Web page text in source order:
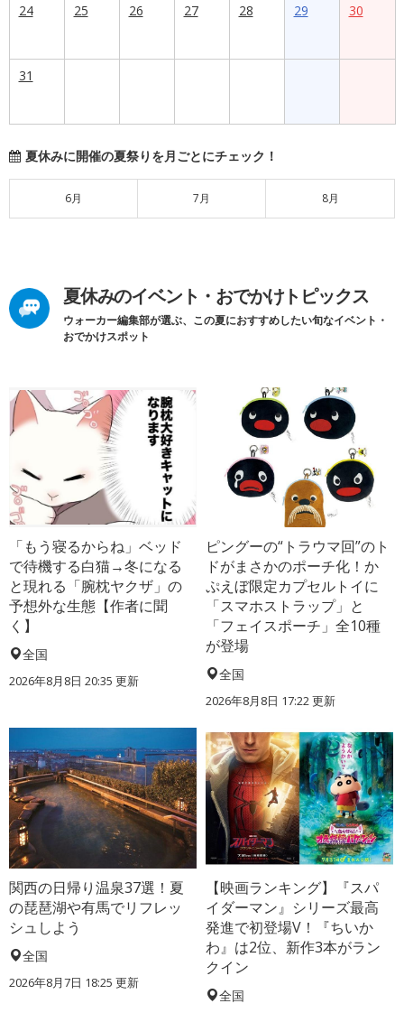
24 25 26 27 28 29 30
31
夏休みに開催の夏祭りを月ごとにチェック！
6月 7月 8月
夏休みのイベント・おでかけトピックス
ウォーカー編集部が選ぶ、この夏におすすめしたい旬なイベント・
おでかけスポット
「もう寝るからね」ベッド
で待機する白猫→冬になる
と現れる「腕枕ヤクザ」の
予想外な生態【作者に聞
く】
全国
2026年8月8日 20:35 更新
ピングーの“トラウマ回”のト
ドがまさかのポーチ化！か
ぷえぼ限定カプセルトイに
「スマホストラップ」と
「フェイスポーチ」全10種
が登場
全国
2026年8月8日 17:22更新
関西の日帰り温泉37選！夏
の琵琶湖や有馬でリフレッ
シュしよう
全国
2026年8月7日 18:25 更新
【映画ランキング】『スパ
イダーマン』シリーズ最高
発進で初登場V！『ちいか
わ』は2位、新作3本がラン
クイン
全国